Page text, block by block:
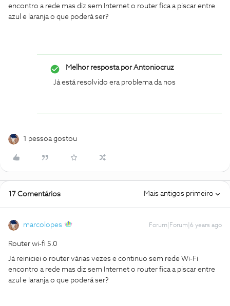
encontro a rede mas diz sem Internet o router fica a piscar entre
azul e laranja o que poderá ser?
Melhor resposta porAntoniocruz
Já está resolvido era problema da nos
1 pessoa gostou
17 Comentários Mais antigos primeiro
marcolopes Forum|Forum|6 years ago
Router wi-fi 5.0
Já reiniciei o router várias vezes e continuo sem rede Wi-Fi
encontro a rede mas diz sem Internet o router fica a piscar entre
azul e laranja o que poderá ser?